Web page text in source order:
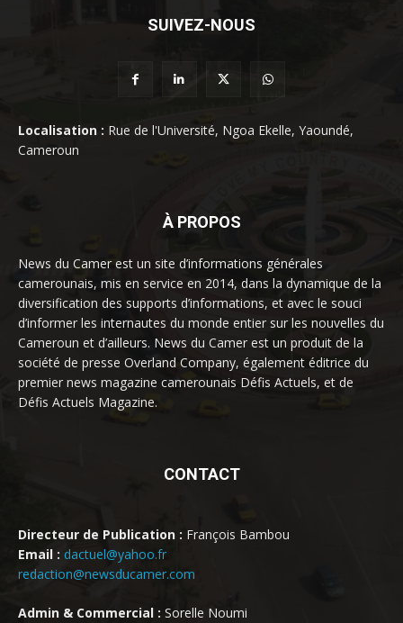
SUIVEZ-NOUS
Localisation : Rue de l'Université, Ngoa Ekelle, Yaoundé,
Cameroun
À PROPOS
News du Camer est un site d’informations générales
camerounais, mis en service en 2014, dans la dynamique de la
diversification des supports d’informations, et avec le souci
d’informer les internautes du monde entier sur les nouvelles du
Cameroun et d’ailleurs. News du Camer est un produit de la
société de presse Overland Company, également éditrice du
premier news magazine camerounais Défis Actuels, et de
Défis Actuels Magazine.
CONTACT
Directeur de Publication : François Bambou
Email : dactuel@yahoo.fr
redaction@newsducamer.com
Admin & Commercial : Sorelle Noumi